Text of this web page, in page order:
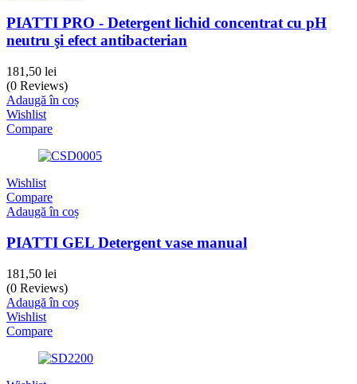
PIATTI PRO - Detergent lichid concentrat cu pH
neutru şi efect antibacterian
181,50 lei
(0 Reviews)
Adaugă în coș
Wishlist
Compare
Wishlist
Compare
Adaugă în coș
PIATTI GEL Detergent vase manual
181,50 lei
(0 Reviews)
Adaugă în coș
Wishlist
Compare